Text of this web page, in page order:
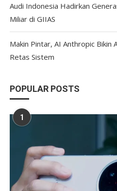
Audi Indonesia Hadirkan
Miliar di GIIAS
Makin Pintar, AI Anthropic Bikin
Retas Sistem
POPULAR POSTS
1